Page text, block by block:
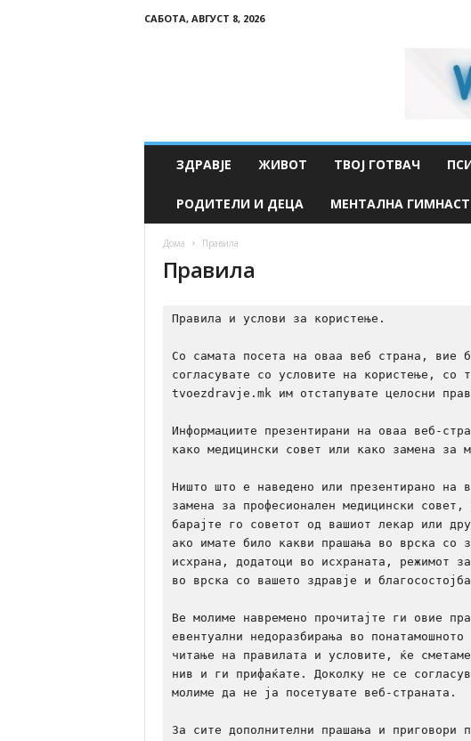
САБОТА, АВГУСТ 8, 2026
ЗДРАВЈЕ ЖИВОТ ТВОЈ ГОТВАЧ
РОДИТЕЛИ И ДЕЦА МЕНТАЛНА
Дома Правила
Правила
Правила и услови за користење.
Со самата посета на оваа веб страна, вие
согласувате со условите на користење, со
tvoezdravje.mk им отстапувате целосни
Информациите презентирани на оваа веб-
како медицински совет или како замена за
Ништо што е наведено или презентирано на
замена за професионален медицински
барајте го советот од вашиот лекар или
ако имате било какви прашања во врска со
исхрана, додатоци во исхраната, режимот
во врска со вашето здравје и
Ве молиме навремено прочитајте ги овие
евентуални недоразбирања во
читање на правилата и условите, ќе
нив и ги прифаќате. Доколку не се
молиме да не ја посетувате веб-страната.
За сите дополнителни прашања и приговори